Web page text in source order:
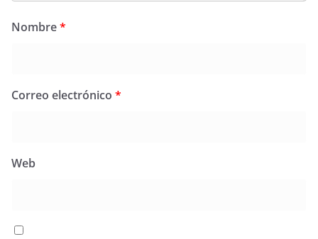
Nombre*
Correo electrónico *
Web